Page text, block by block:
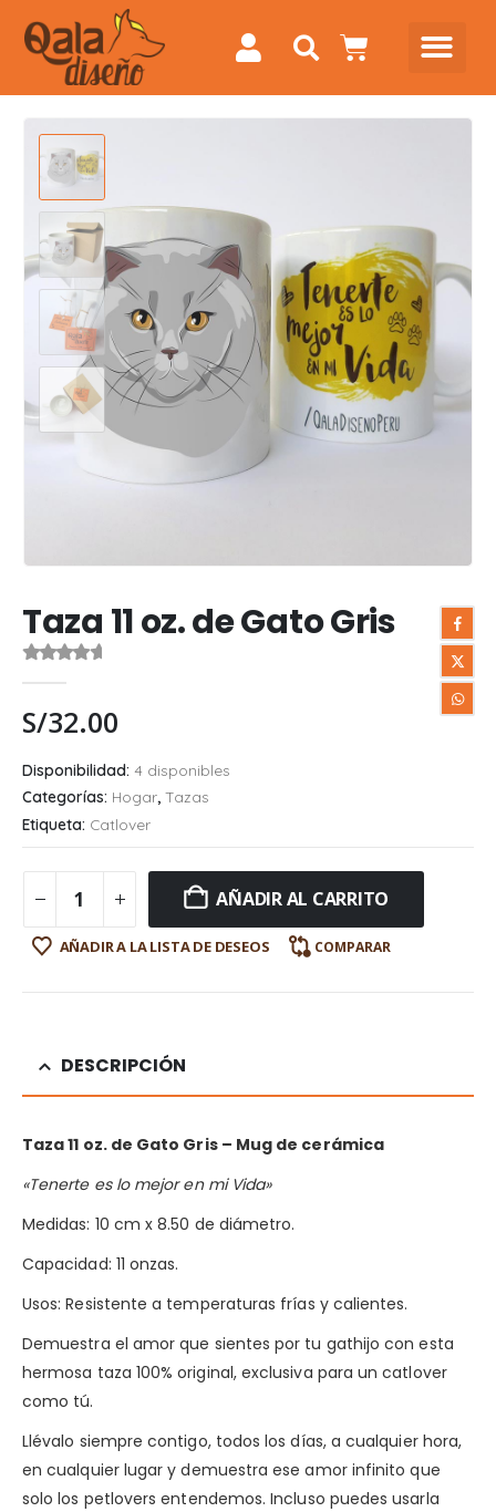
Taza 11 oz. de Gato Gris
S/32.00
Disponibilidad: 4 disponibles
Categorías: Hogar, Tazas
Etiqueta: Catlover
AÑADIR AL CARRITO
AÑADIR A LA LISTA DE DESEOS COMPARAR
DESCRIPCIÓN
Taza 11 oz. de Gato Gris – Mug de cerámica
«Tenerte es lo mejor en mi Vida»
Medidas: 10 cm x 8.50 de diámetro.
Capacidad: 11 onzas.
Usos: Resistente a temperaturas frías y calientes.
Demuestra el amor que sientes por tu gathijo con esta
hermosa taza 100% original, exclusiva para un catlover
como tú.
Llévalo siempre contigo, todos los días, a cualquier hora,
en cualquier lugar y demuestra ese amor infinito que
solo los petlovers entendemos. Incluso puedes usarla